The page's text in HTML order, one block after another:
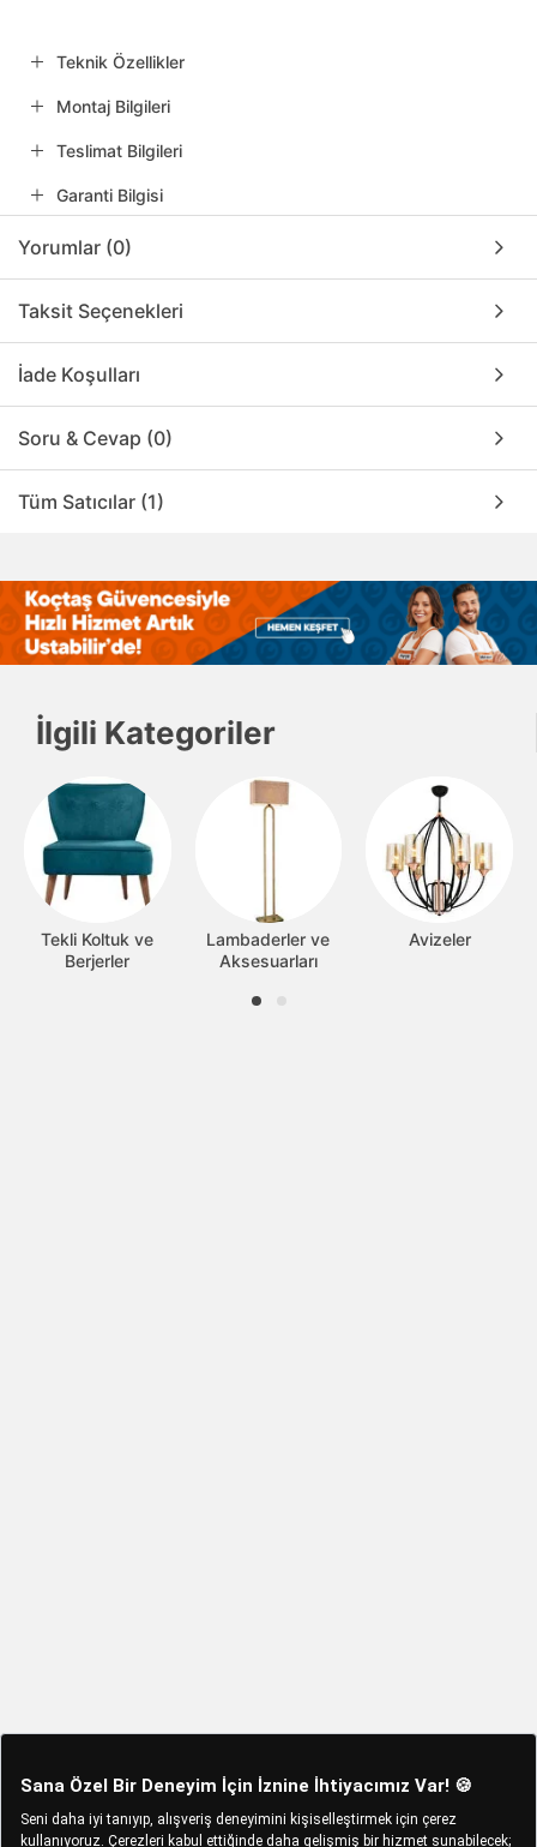
Teknik Özellikler
Montaj Bilgileri
Teslimat Bilgileri
Garanti Bilgisi
Yorumlar (0)
Taksit Seçenekleri
İade Koşulları
Soru & Cevap (0)
Tüm Satıcılar (1)
İlgili Kategoriler
Tekli Koltuk ve
Berjerler
Lambaderler ve
Aksesuarları
Avizeler